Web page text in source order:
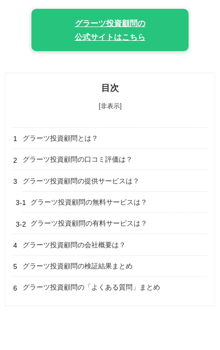
グラーツ投資顧問の
公式サイトはこちら
目次
[非表示]
グラーツ投資顧問とは？
グラーツ投資顧問の口コミ評価は？
グラーツ投資顧問の提供サービスは？
グラーツ投資顧問の無料サービスは？
グラーツ投資顧問の有料サービスは？
グラーツ投資顧問の会社概要は？
グラーツ投資顧問の検証結果まとめ
グラーツ投資顧問の「よくある質問」まとめ